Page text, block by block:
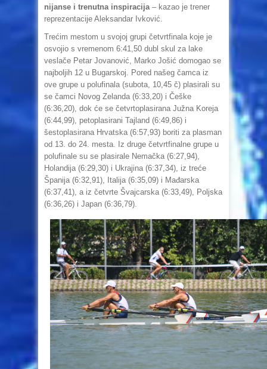
nijanse i trenutna inspiracija– kazao je trener
reprezentacije Aleksandar Ivković.
Trećim mestom u svojoj grupi četvrtfinala koje je
osvojio s vremenom 6:41,50 dubl skul za lake
veslače Petar Jovanović, Marko Jošić domogao se
najboljih 12 u Bugarskoj. Pored našeg čamca iz
ove grupe u polufinala (subota, 10,45 č) plasirali su
se čamci Novog Zelanda (6:33,20) i Češke
(6:36,20), dok će se četvrtoplasirana Južna Koreja
(6:44,99), petoplasirani Tajland (6:49,86) i
šestoplasirana Hrvatska (6:57,93) boriti za plasman
od 13. do 24. mesta. Iz druge četvrtfinalne grupe u
polufinale su se plasirale Nemačka (6:27,94),
Holandija (6:29,30) i Ukrajina (6:37,34), iz treće
Španija (6:32,91), Italija (6:35,09) i Mađarska
(6:37,41), a iz četvrte Švajcarska (6:33,49), Poljska
(6:36,26) i Japan (6:36,79).